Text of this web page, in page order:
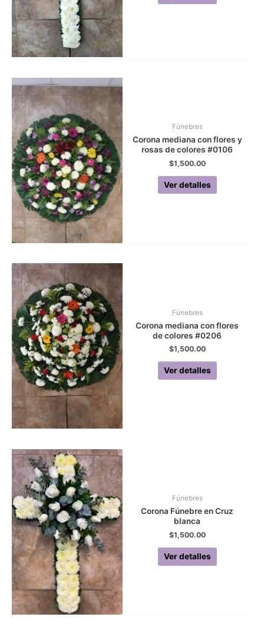
Fúnebres
Corona mediana con flores y
rosas de colores #0106
$1,500.00
Ver detalles
Fúnebres
Corona mediana con flores
de colores #0206
$1,500.00
Ver detalles
Fúnebres
Corona Fúnebre en Cruz
blanca
$1,500.00
Ver detalles